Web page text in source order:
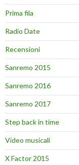
Prima fila
Radio Date
Recensioni
Sanremo 2015
Sanremo 2016
Sanremo 2017
Step back in time
Video musicali
X Factor 2015